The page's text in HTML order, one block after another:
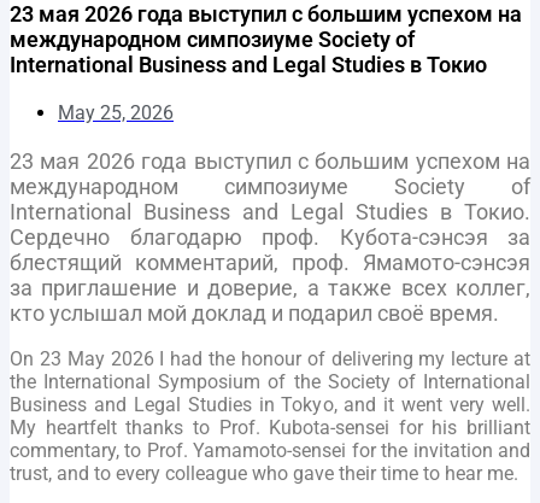
23 мая 2026 года выступил с большим успехом на
международном симпозиуме Society of
International Business and Legal Studies в Токио
May 25, 2026
23 мая 2026 года выступил с большим успехом на
международном симпозиуме Society of
International Business and Legal Studies в Токио.
Сердечно благодарю проф. Кубота-сэнсэя за
блестящий комментарий, проф. Ямамото-сэнсэя
за приглашение и доверие, а также всех коллег,
кто услышал мой доклад и подарил своё время.
On 23 May 2026 I had the honour of delivering my lecture at
the International Symposium of the Society of International
Business and Legal Studies in Tokyo, and it went very well.
My heartfelt thanks to Prof. Kubota-sensei for his brilliant
commentary, to Prof. Yamamoto-sensei for the invitation and
trust, and to every colleague who gave their time to hear me.